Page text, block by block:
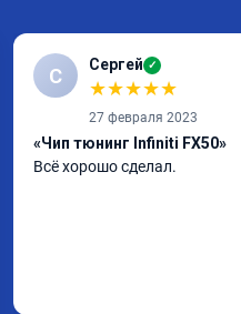
С Сергей ✓
★★★★★
27 февраля 2023
«Чип тюнинг Infiniti FX50»
Всё хорошо сделал.